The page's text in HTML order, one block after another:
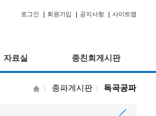
로그인 회원가입 공지사항 사이트맵
자료실 종친회게시판
〉 종파게시판 〉 독곡공파